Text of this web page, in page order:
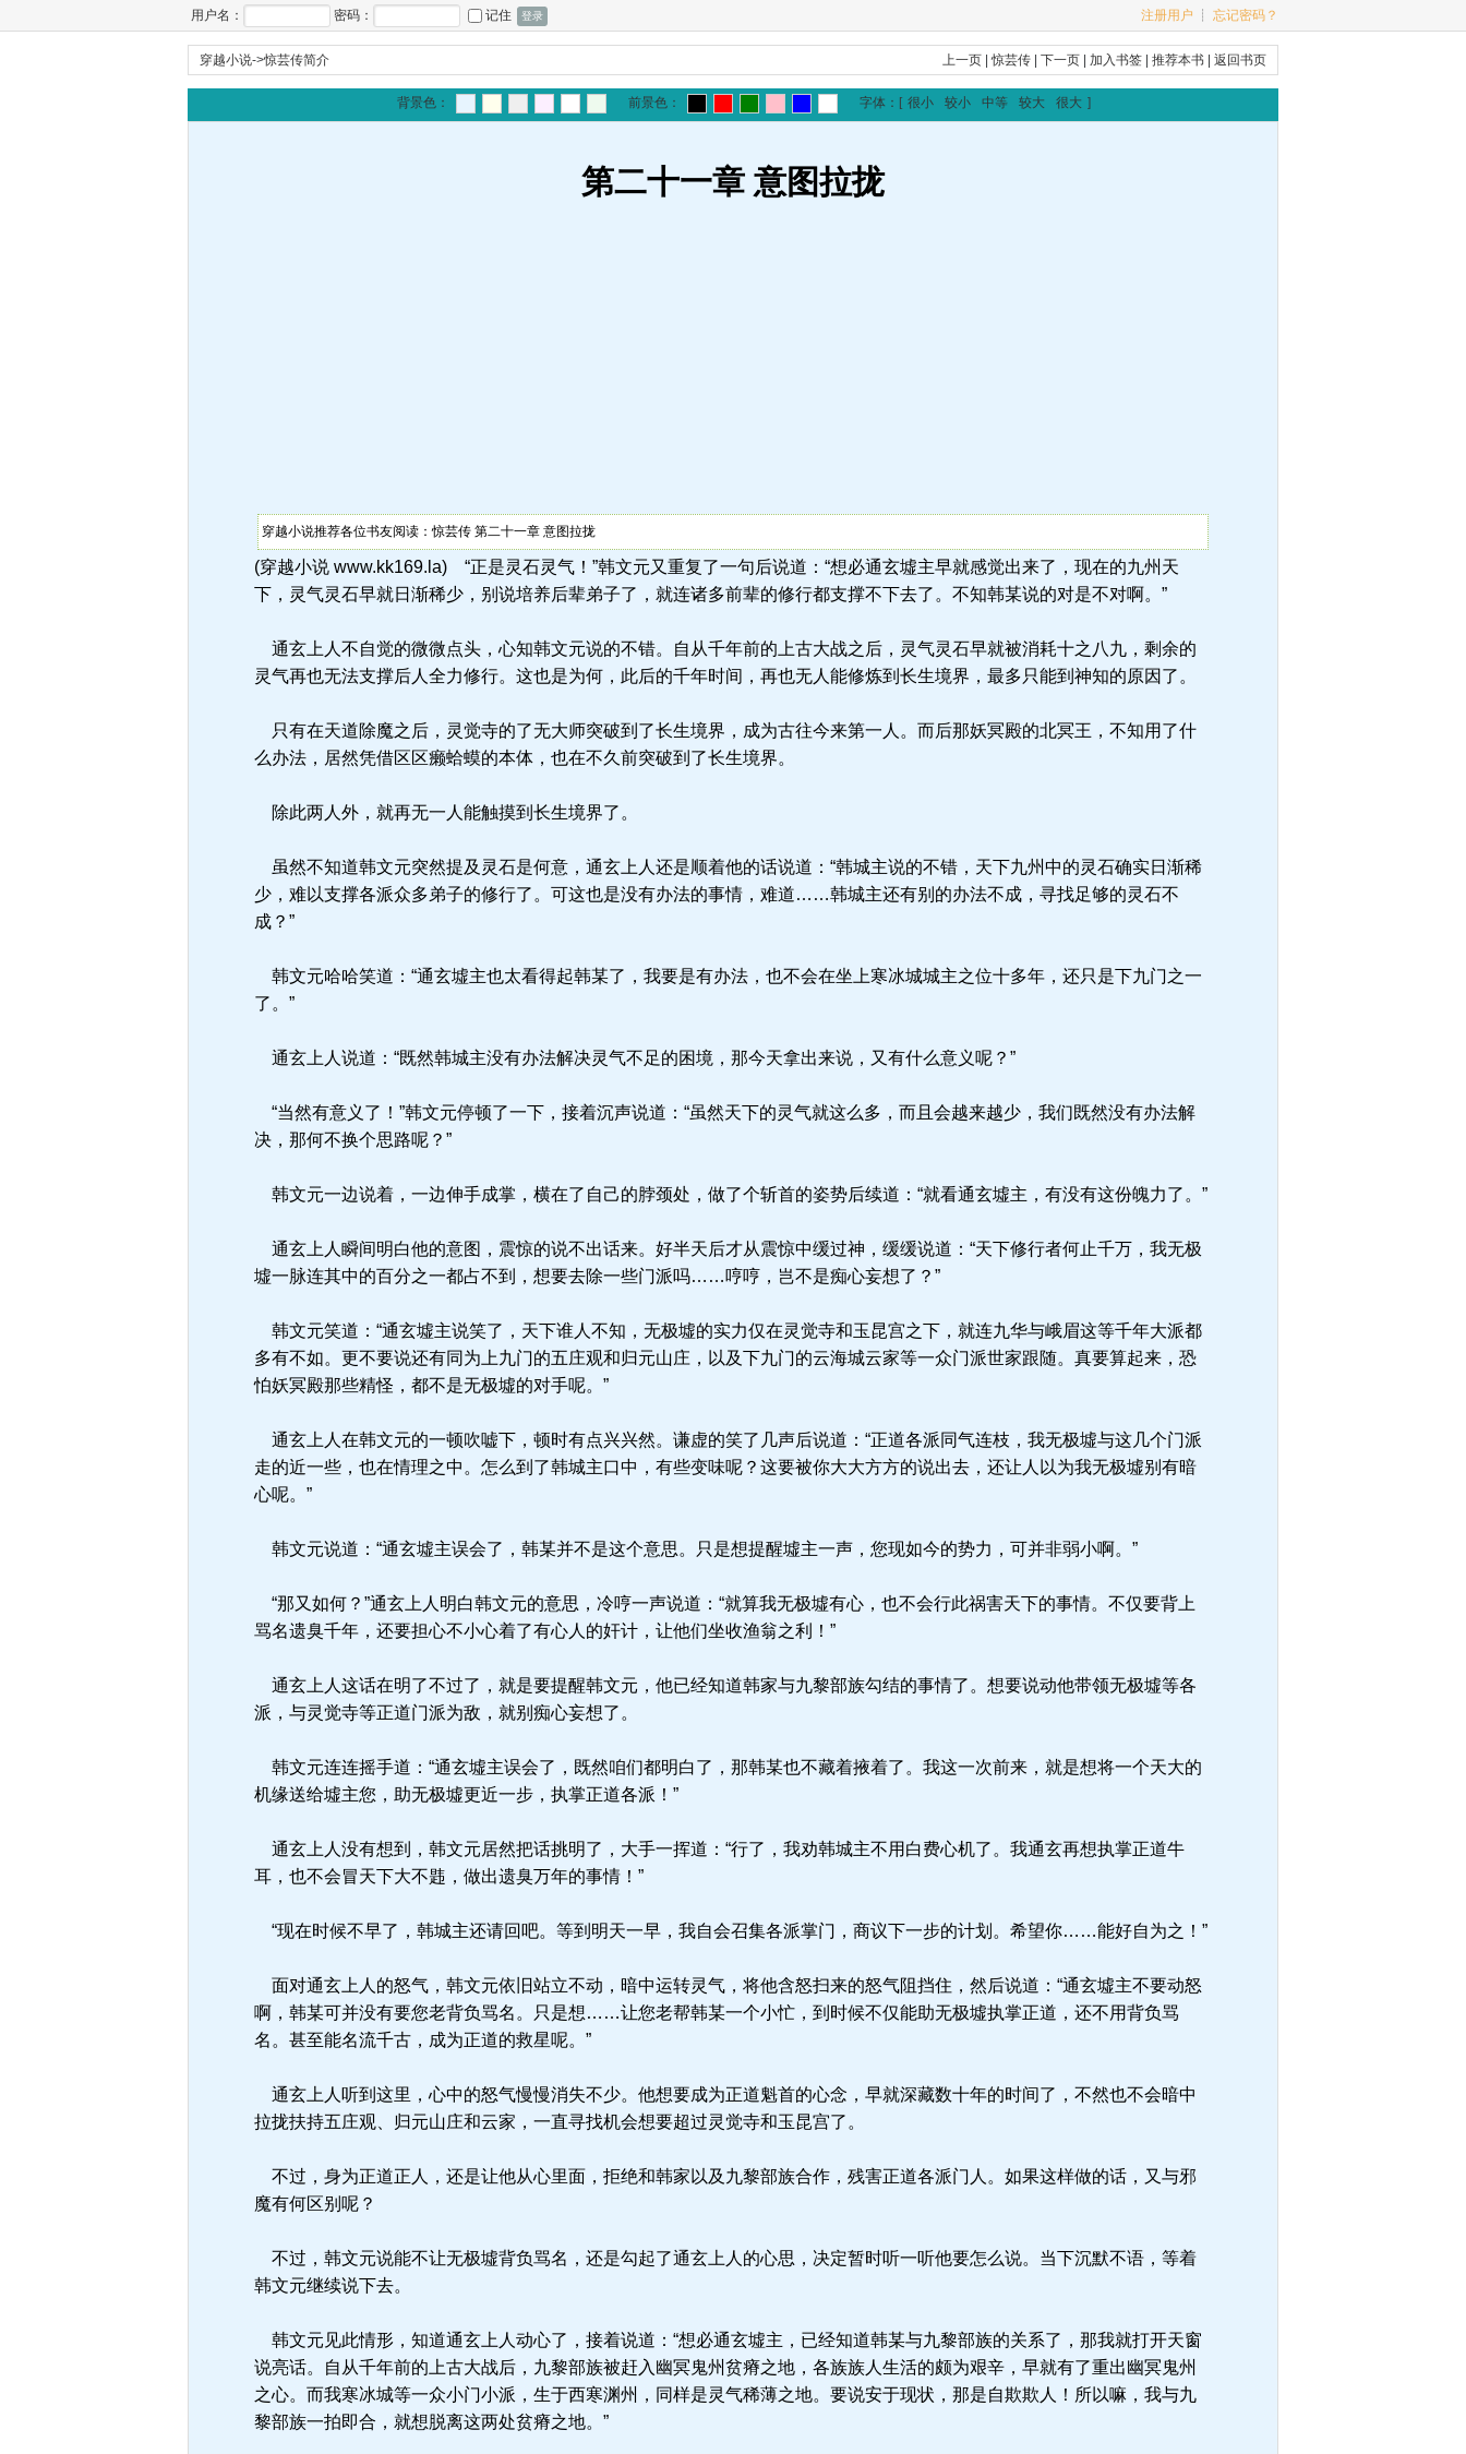
用户名： 密码： 记住 注册用户 ┊ 忘记密码？
穿越小说->惊芸传简介 上一页 |惊芸传 |下一页 |加入书签 |推荐本书 |返回书页
背景色： 前景色： 字体： [ 很小 较小 中等 较大 很大 ]
第二十一章 意图拉拢
穿越小说推荐各位书友阅读：惊芸传 第二十一章 意图拉拢
(穿越小说 www.kk169.la) “正是灵石灵气！”韩文元又重复了一句后说道：“想必通玄墟主早就感觉出来了，现在的九州天
下，灵气灵石早就日渐稀少，别说培养后辈弟子了，就连诸多前辈的修行都支撑不下去了。不知韩某说的对是不对啊。”
通玄上人不自觉的微微点头，心知韩文元说的不错。自从千年前的上古大战之后，灵气灵石早就被消耗十之八九，剩余的
灵气再也无法支撑后人全力修行。这也是为何，此后的千年时间，再也无人能修炼到长生境界，最多只能到神知的原因了。
只有在天道除魔之后，灵觉寺的了无大师突破到了长生境界，成为古往今来第一人。而后那妖冥殿的北冥王，不知用了什
么办法，居然凭借区区癞蛤蟆的本体，也在不久前突破到了长生境界。
除此两人外，就再无一人能触摸到长生境界了。
虽然不知道韩文元突然提及灵石是何意，通玄上人还是顺着他的话说道：“韩城主说的不错，天下九州中的灵石确实日渐稀
少，难以支撑各派众多弟子的修行了。可这也是没有办法的事情，难道……韩城主还有别的办法不成，寻找足够的灵石不
成？”
韩文元哈哈笑道：“通玄墟主也太看得起韩某了，我要是有办法，也不会在坐上寒冰城城主之位十多年，还只是下九门之一
了。”
通玄上人说道：“既然韩城主没有办法解决灵气不足的困境，那今天拿出来说，又有什么意义呢？”
“当然有意义了！”韩文元停顿了一下，接着沉声说道：“虽然天下的灵气就这么多，而且会越来越少，我们既然没有办法解
决，那何不换个思路呢？”
韩文元一边说着，一边伸手成掌，横在了自己的脖颈处，做了个斩首的姿势后续道：“就看通玄墟主，有没有这份魄力了。”
通玄上人瞬间明白他的意图，震惊的说不出话来。好半天后才从震惊中缓过神，缓缓说道：“天下修行者何止千万，我无极
墟一脉连其中的百分之一都占不到，想要去除一些门派吗……哼哼，岂不是痴心妄想了？”
韩文元笑道：“通玄墟主说笑了，天下谁人不知，无极墟的实力仅在灵觉寺和玉昆宫之下，就连九华与峨眉这等千年大派都
多有不如。更不要说还有同为上九门的五庄观和归元山庄，以及下九门的云海城云家等一众门派世家跟随。真要算起来，恐
怕妖冥殿那些精怪，都不是无极墟的对手呢。”
通玄上人在韩文元的一顿吹嘘下，顿时有点兴兴然。谦虚的笑了几声后说道：“正道各派同气连枝，我无极墟与这几个门派
走的近一些，也在情理之中。怎么到了韩城主口中，有些变味呢？这要被你大大方方的说出去，还让人以为我无极墟别有暗
心呢。”
韩文元说道：“通玄墟主误会了，韩某并不是这个意思。只是想提醒墟主一声，您现如今的势力，可并非弱小啊。”
“那又如何？”通玄上人明白韩文元的意思，冷哼一声说道：“就算我无极墟有心，也不会行此祸害天下的事情。不仅要背上
骂名遗臭千年，还要担心不小心着了有心人的奸计，让他们坐收渔翁之利！”
通玄上人这话在明了不过了，就是要提醒韩文元，他已经知道韩家与九黎部族勾结的事情了。想要说动他带领无极墟等各
派，与灵觉寺等正道门派为敌，就别痴心妄想了。
韩文元连连摇手道：“通玄墟主误会了，既然咱们都明白了，那韩某也不藏着掖着了。我这一次前来，就是想将一个天大的
机缘送给墟主您，助无极墟更近一步，执掌正道各派！”
通玄上人没有想到，韩文元居然把话挑明了，大手一挥道：“行了，我劝韩城主不用白费心机了。我通玄再想执掌正道牛
耳，也不会冒天下大不韪，做出遗臭万年的事情！”
“现在时候不早了，韩城主还请回吧。等到明天一早，我自会召集各派掌门，商议下一步的计划。希望你……能好自为之！”
面对通玄上人的怒气，韩文元依旧站立不动，暗中运转灵气，将他含怒扫来的怒气阻挡住，然后说道：“通玄墟主不要动怒
啊，韩某可并没有要您老背负骂名。只是想……让您老帮韩某一个小忙，到时候不仅能助无极墟执掌正道，还不用背负骂
名。甚至能名流千古，成为正道的救星呢。”
通玄上人听到这里，心中的怒气慢慢消失不少。他想要成为正道魁首的心念，早就深藏数十年的时间了，不然也不会暗中
拉拢扶持五庄观、归元山庄和云家，一直寻找机会想要超过灵觉寺和玉昆宫了。
不过，身为正道正人，还是让他从心里面，拒绝和韩家以及九黎部族合作，残害正道各派门人。如果这样做的话，又与邪
魔有何区别呢？
不过，韩文元说能不让无极墟背负骂名，还是勾起了通玄上人的心思，决定暂时听一听他要怎么说。当下沉默不语，等着
韩文元继续说下去。
韩文元见此情形，知道通玄上人动心了，接着说道：“想必通玄墟主，已经知道韩某与九黎部族的关系了，那我就打开天窗
说亮话。自从千年前的上古大战后，九黎部族被赶入幽冥鬼州贫瘠之地，各族族人生活的颇为艰辛，早就有了重出幽冥鬼州
之心。而我寒冰城等一众小门小派，生于西寒渊州，同样是灵气稀薄之地。要说安于现状，那是自欺欺人！所以嘛，我与九
黎部族一拍即合，就想脱离这两处贫瘠之地。”